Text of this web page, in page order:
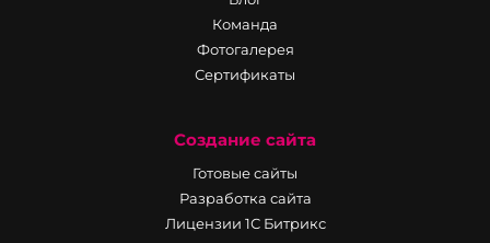
Команда
Фотогалерея
Сертификаты
Создание сайта
Готовые сайты
Разработка сайта
Лицензии 1С Битрикс